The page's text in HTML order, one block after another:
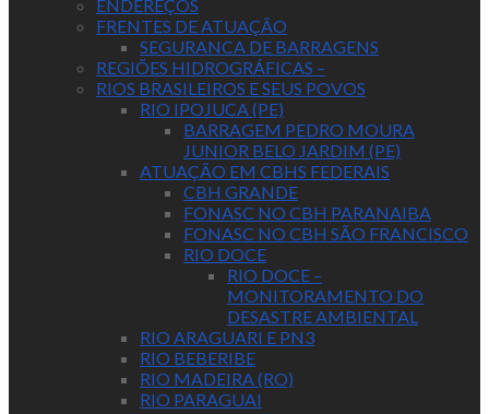
ENDEREÇOS
FRENTES DE ATUAÇÃO
SEGURANCA DE BARRAGENS
REGIÕES HIDROGRÁFICAS –
RIOS BRASILEIROS E SEUS POVOS
RIO IPOJUCA (PE)
BARRAGEM PEDRO MOURA
JUNIOR BELO JARDIM (PE)
ATUAÇÃO EM CBHS FEDERAIS
CBH GRANDE
FONASC NO CBH PARANAIBA
FONASC NO CBH SÃO FRANCISCO
RIO DOCE
RIO DOCE –
MONITORAMENTO DO
DESASTRE AMBIENTAL
RIO ARAGUARI E PN3
RIO BEBERIBE
RIO MADEIRA (RO)
RIO PARAGUAI